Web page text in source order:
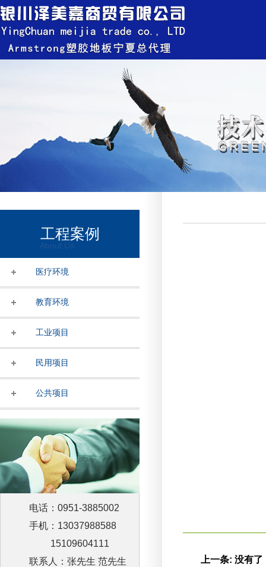
工程案例
About Us
医疗环境
教育环境
工业项目
民用项目
公共项目
电话：0951-3885002
手机：13037988588
15109604111
联系人：张先生 范先生
上一条: 没有了